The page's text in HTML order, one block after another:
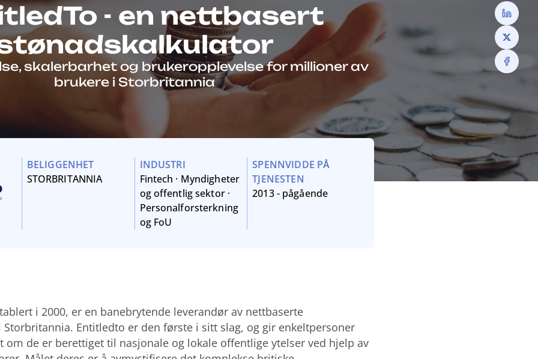
- en nettbasert
skalerbarhet og brukeropplevelse for millioner av
brukere i Storbritannia
BELIGGENHET
STORBRITANNIA
INDUSTRI
Fintech · Myndigheter
og offentlig sektor·
Personalforsterkning
og FoU
SPENNVIDDE PÅ
TJENESTEN
2013 - pågående
i 2000, er en banebrytende leverandør av nettbaserte
Entitledto er den første i sitt slag, og gir enkeltpersoner
de er berettiget til nasjonale og lokale offentlige ytelser ved hjelp av